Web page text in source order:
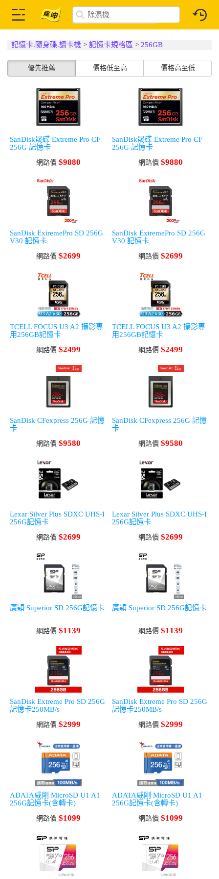
記憶卡.隨身碟.讀卡機 >記憶卡規格區 > 256GB
優先推薦 價格低至高 價格高至低
SanDisk晟碟 Extreme Pro CF
256G 記憶卡
網路價 $9880
SanDisk晟碟 Extreme Pro CF
256G 記憶卡
網路價 $9880
SanDisk ExtremePro SD 256G
V30 記憶卡
網路價 $2699
SanDisk ExtremePro SD 256G
V30 記憶卡
網路價 $2699
TCELL FOCUS U3 A2 攝影專
用256GB記憶卡
網路價 $2499
TCELL FOCUS U3 A2 攝影專
用256GB記憶卡
網路價 $2499
SanDisk CFexpress 256G 記憶
卡
網路價 $9580
SanDisk CFexpress 256G 記憶
卡
網路價 $9580
Lexar Silver Plus SDXC UHS-I
256G記憶卡
網路價 $2699
Lexar Silver Plus SDXC UHS-I
256G記憶卡
網路價 $2699
廣穎 Superior SD 256G記憶卡
網路價 $1139
廣穎 Superior SD 256G記憶卡
網路價 $1139
SanDisk Extreme Pro SD 256G
記憶卡250MB/s
網路價 $2999
SanDisk Extreme Pro SD 256G
記憶卡250MB/s
網路價 $2999
ADATA威剛 MicroSD U1 A1
256G記憶卡(含轉卡)
網路價 $1099
ADATA威剛 MicroSD U1 A1
256G記憶卡(含轉卡)
網路價 $1099